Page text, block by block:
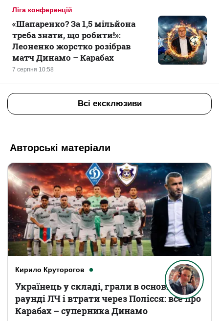
Ліга конференцій
7 серпня 10:58
«Шапаренко? За 1,5 мільйона
треба знати, що робити!»:
Леоненко жорстко розібрав
матч Динамо – Карабах
Всі ексклюзиви
Авторські матеріали
Кирило Круторогов
Українець у складі, грали в основному
раунді ЛЧ і втрати через Полісся: все про
Карабах – суперника Динамо